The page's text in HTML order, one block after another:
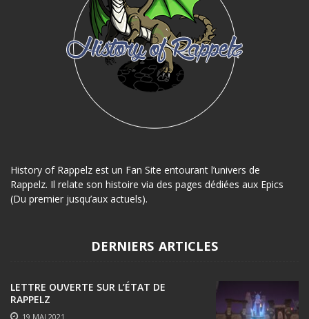
History of Rappelz est un Fan Site entourant l’univers de
Rappelz. Il relate son histoire via des pages dédiées aux Epics
(Du premier jusqu’aux actuels).
DERNIERS ARTICLES
LETTRE OUVERTE SUR L’ÉTAT DE
RAPPELZ
19 MAI 2021